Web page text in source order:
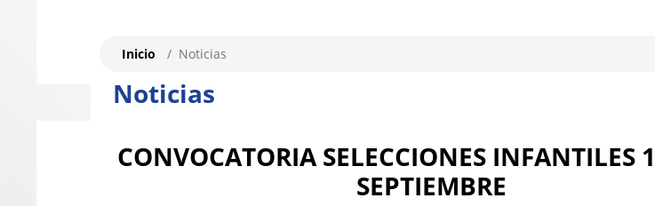
Noticias
Inicio Noticias
CONVOCATORIA SELECCIONES INFANTILES
SEPTIEMBRE